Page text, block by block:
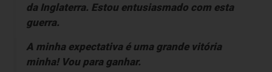
da Inglaterra. Estou entusiasmado com esta
guerra.
A minha expectativa é uma grande vitória
minha! Vou para ganhar.